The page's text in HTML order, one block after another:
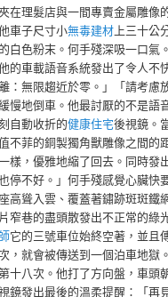
在理髮店與一間專賣金屬雕像
車子尺寸小無毒建材 上三十公
白色粉末。何手殘深吸一口氣
的車載語音系統發出了令人不
：無限趨近於零。」「請考慮
慢地倒車。他最討厭的不是語
自動收折的健康住宅後視鏡。
不菲的銅製獨角獸雕像之間的
樣，優雅地縮了回去。同時發
停不好。」何手殘感覺心臟快
高聳入雲、覆蓋著鏽跡斑斑鐵
窄巷的盡頭散發出不正常的綠
它的三號車位始終空著，並且
，就會被傳送到一個泊車地獄
十八次。他打了方向盤，車頭
鏡發出最後的溫柔提醒：「再